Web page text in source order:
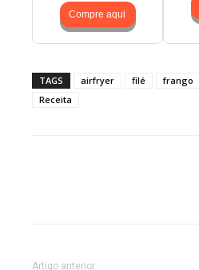
Compre aqui
TAGS airfryer filé frango
Receita
Artigo anterior